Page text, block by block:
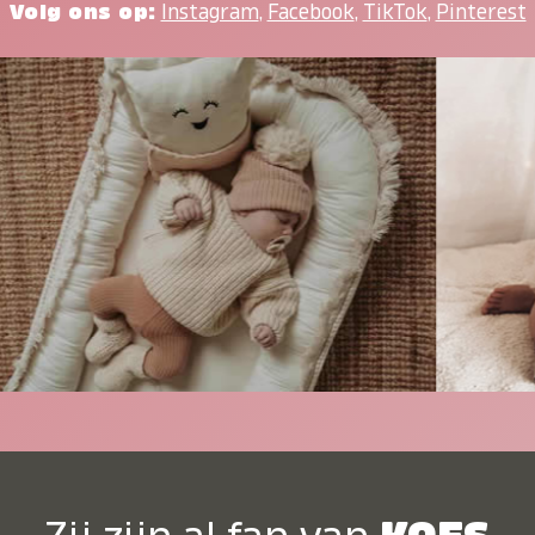
Volg ons op: Instagram, Facebook, TikTok, Pinterest